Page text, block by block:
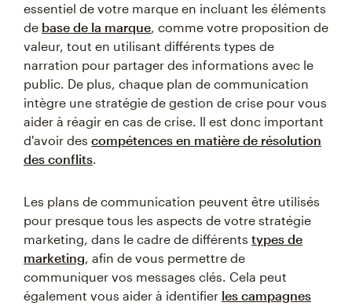
essentiel de votre marque en incluant les éléments
de base de la marque, comme votre proposition de
valeur, tout en utilisant différents types de
narration pour partager des informations avec le
public. De plus, chaque plan de communication
intègre une stratégie de gestion de crise pour vous
aider à réagir en cas de crise. Il est donc important
d'avoir des compétences en matière de résolution
des conflits.
Les plans de communication peuvent être utilisés
pour presque tous les aspects de votre stratégie
marketing, dans le cadre de différents types de
marketing, afin de vous permettre de
communiquer vos messages clés. Cela peut
également vous aider à identifier les campagnes